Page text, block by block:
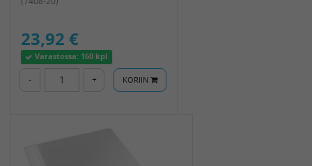
23,92 €
Varastossa: 160 kpl
- + KORIIN